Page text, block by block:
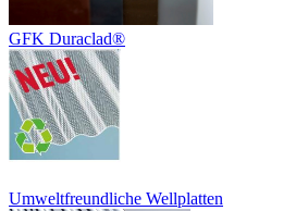
GFK Duraclad®
Umweltfreundliche Wellplatten